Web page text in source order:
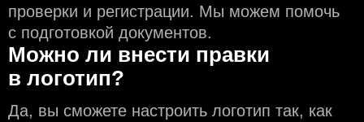
проверки и регистрации. Мы можем помочь
с подготовкой документов.
Можно ли внести правки
в логотип?
Да, вы сможете настроить логотип так, как